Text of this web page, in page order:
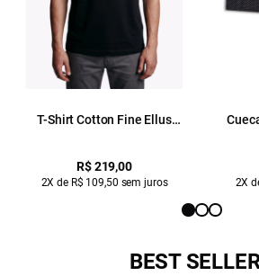
T-Shirt Cotton Fine Ellus
R$ 219,00
2X de R$ 109,50 sem juros 2X
BEST